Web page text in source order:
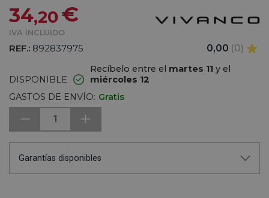
34,20€
IVA INCLUIDO
REF.: 892837975 0,00 (0)
DISPONIBLE
Recíbelo entre el martes 11 y el
miércoles 12
GASTOS DE ENVÍO: Gratis
1
Garantías disponibles